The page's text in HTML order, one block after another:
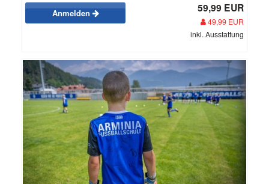
Anmelden 59,99 EUR
49,99 EUR
inkl. Ausstattung